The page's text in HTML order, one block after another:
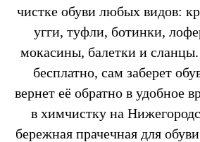
чистке обуви любых видов:
угги, туфли, ботинки,
мокасины, балетки и
бесплатно, сам заберет
вернет её обратно в удобное
в химчистку на
бережная прачечная для